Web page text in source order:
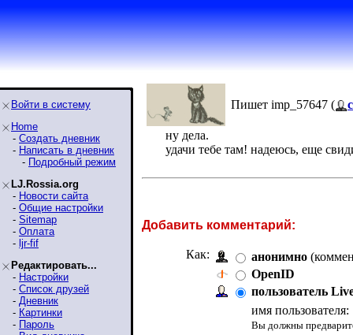
Войти в систему
Home
- Создать дневник
- Написать в дневник
- Подробный режим
LJ.Rossia.org
- Новости сайта
- Общие настройки
- Sitemap
- Оплата
- ljr-fif
Редактировать...
- Настройки
- Список друзей
- Дневник
- Картинки
- Пароль
Пишет imp_57647 (
ну дела.
удачи тебе там! надеюсь, еще
Добавить комментарий:
Как: анонимно
OpenID
пользователь
имя пользователя:
Вы должны